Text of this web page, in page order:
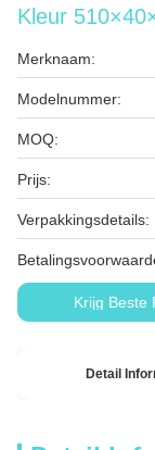
Kleur
Merknaam:
Modelnummer:
MOQ:
Prijs:
Verpakkingsdetails:
Krijg Beste
Detail